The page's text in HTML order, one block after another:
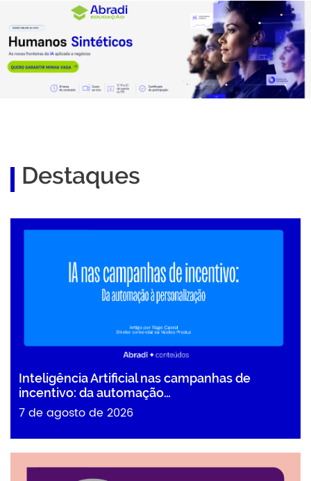
Destaques
Inteligência Artificial nas campanhas de
incentivo: da automação…
7 de agosto de 2026
Manuela…